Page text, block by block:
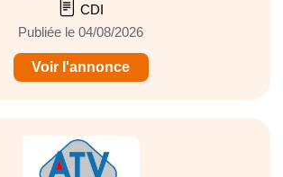
CDI
Publiée le 04/08/2026
Voir l'annonce